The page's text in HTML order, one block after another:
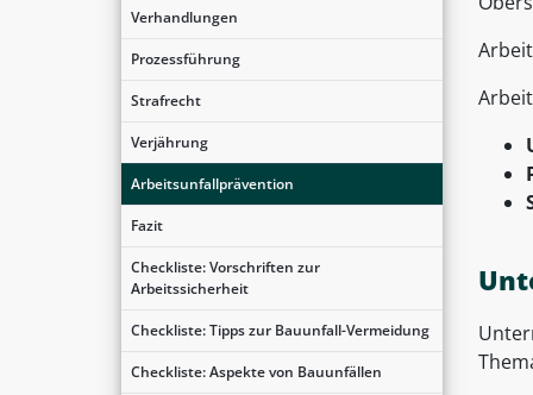
Verhandlungen
Prozessführung
Strafrecht
Verjährung
Arbeitsunfallprävention
Fazit
Checkliste: Vorschriften zur
Arbeitssicherheit
Checkliste: Tipps zur Bauunfall-Vermeidung
Checkliste: Aspekte von Bauunfällen